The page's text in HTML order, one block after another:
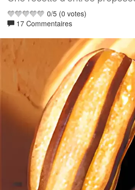
0/5 (0 votes)
17 Commentaires